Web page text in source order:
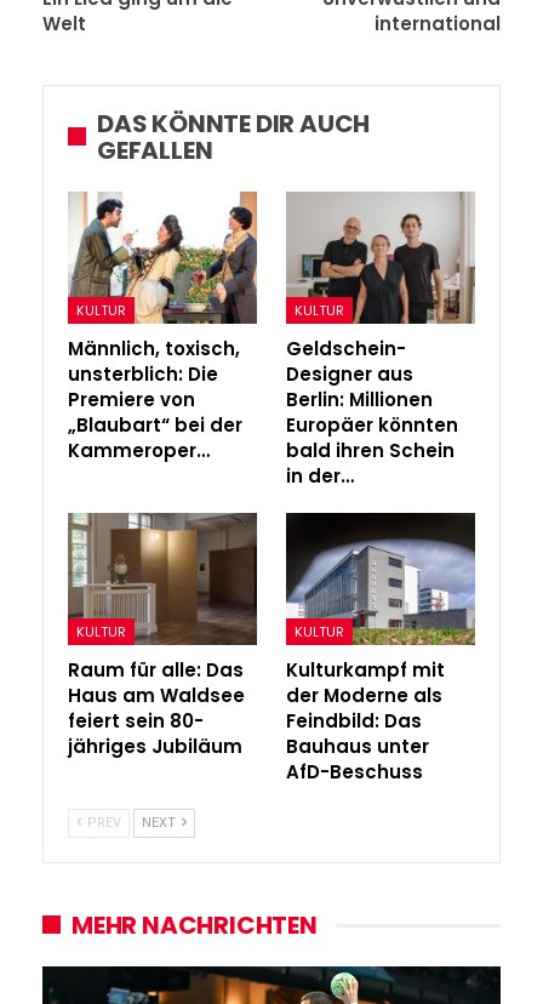
Welt
international
DAS KÖNNTE DIR AUCH
GEFALLEN
KULTUR
Männlich, toxisch,
unsterblich: Die
Premiere von
„Blaubart“ bei der
Kammeroper…
KULTUR
Geldschein-
Designer aus
Berlin: Millionen
Europäer könnten
bald ihren Schein
in der…
KULTUR
Raum für alle: Das
Haus am Waldsee
feiert sein 80-
jähriges Jubiläum
KULTUR
Kulturkampf mit
der Moderne als
Feindbild: Das
Bauhaus unter
AfD-Beschuss
PREV NEXT
MEHR NACHRICHTEN